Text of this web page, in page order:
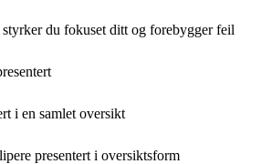
du fokuset ditt og forebygger feil
i en samlet oversikt
presentert i oversiktsform